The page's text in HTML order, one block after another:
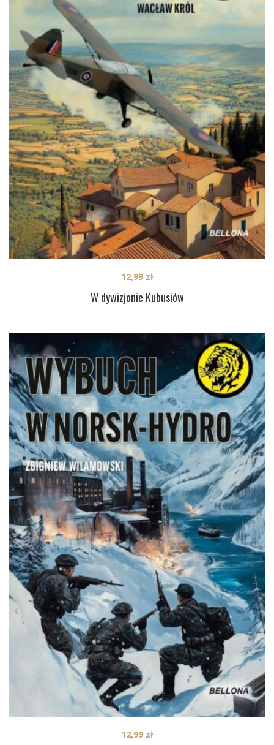
W dywizjonie Kubusiów
12,99 zł
12,99 zł